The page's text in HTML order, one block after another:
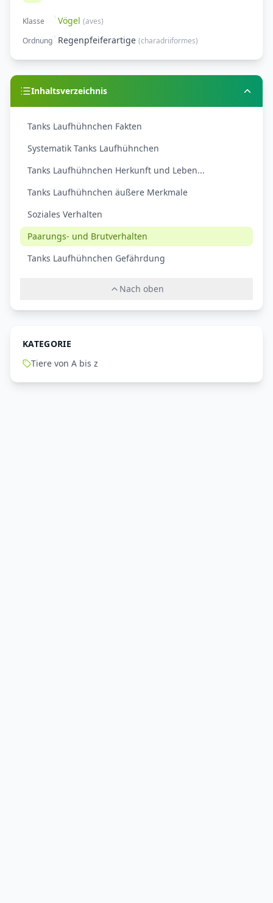
Klasse Vögel (aves)
Ordnung Regenpfeiferartige (charadriiformes)
Inhaltsverzeichnis
Tanks Laufhühnchen Fakten
Systematik Tanks Laufhühnchen
Tanks Laufhühnchen Herkunft und Leben...
Tanks Laufhühnchen äußere Merkmale
Soziales Verhalten
Paarungs- und Brutverhalten
Tanks Laufhühnchen Gefährdung
Nach oben
KATEGORIE
Tiere von A bis z